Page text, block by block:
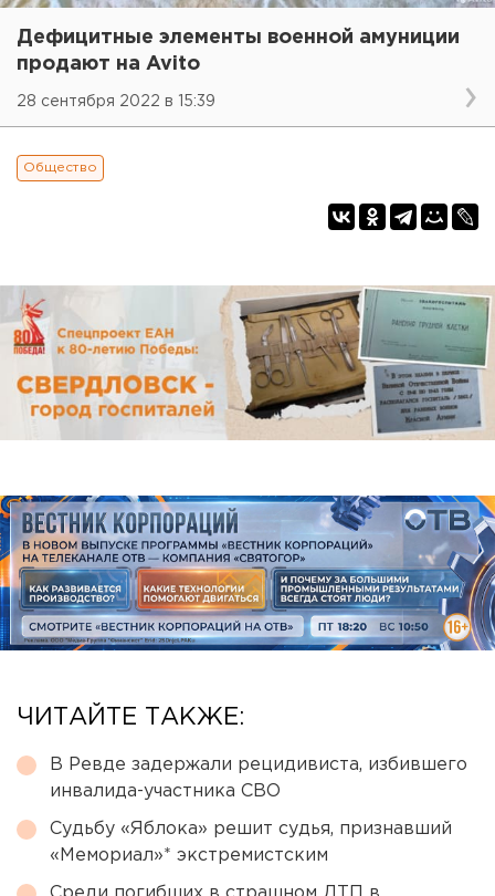
Дефицитные элементы военной амуниции
продают на Avito
28 сентября 2022 в 15:39
Общество
ЧИТАЙТЕ ТАКЖЕ:
В Ревде задержали рецидивиста, избившего
инвалида-участника СВО
Судьбу «Яблока» решит судья, признавший
«Мемориал»* экстремистским